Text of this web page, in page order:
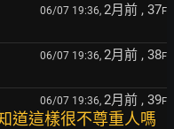
06/07 19:36, 2月前 , 37F
06/07 19:36, 2月前 , 38F
06/07 19:36, 2月前 , 39F
道這樣很不尊重人嗎